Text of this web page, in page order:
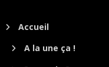
Accueil
A la une ça !